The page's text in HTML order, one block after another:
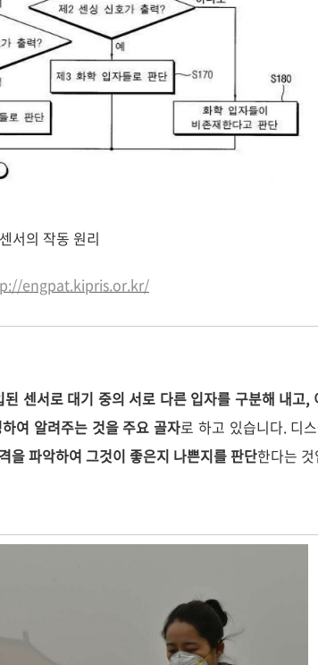
서의 작동 원리
engpat.kipris.or.kr/
된 센서로 대기 중의 서로 다른 입자를 구분해 내고,
여 알려주는 것을 주요 골자로 하고 있습니다. 디
을 파악하여 그것이 좋은지 나쁜지를 판단한다는